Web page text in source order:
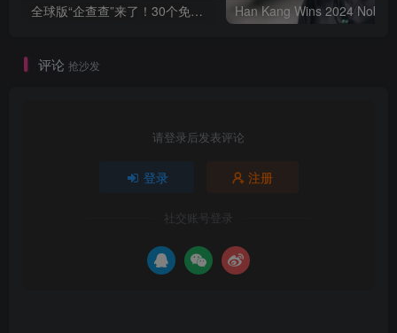
全球版“企查查”来了！30个免费官方企业查询网站合集
评论 抢沙发
请登录后发表评论
登录 注册
社交账号登录